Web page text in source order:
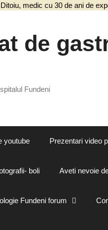
medic cu 30 de ani de
de
Fundeni
youtube Prezentari video
boli Aveti nevoie
Fundeni forum